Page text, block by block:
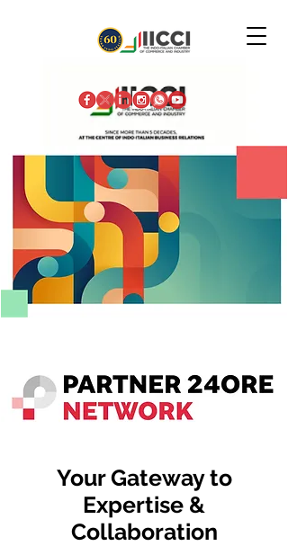
Your Gateway to
Expertise &
Collaboration